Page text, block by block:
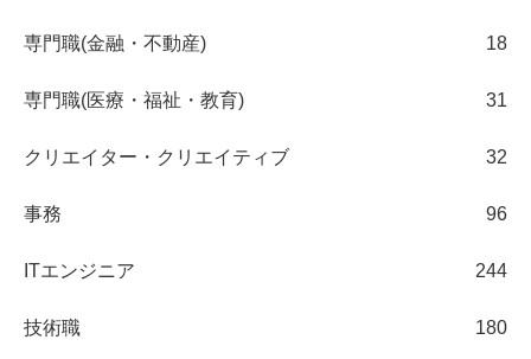
専門職(金融・不動産) 18
専門職(医療・福祉・教育) 31
クリエイター・クリエイティブ 32
事務 96
ITエンジニア 244
技術職 180